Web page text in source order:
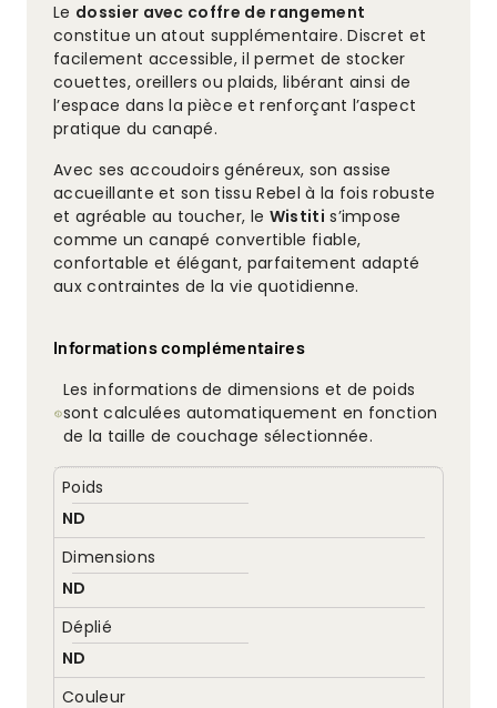
Le dossier avec coffre de rangement
constitue un atout supplémentaire. Discret et
facilement accessible, il permet de stocker
couettes, oreillers ou plaids, libérant ainsi de
l’espace dans la pièce et renforçant l’aspect
pratique du canapé.
Avec ses accoudoirs généreux, son assise
accueillante et son tissu Rebel à la fois robuste
et agréable au toucher, le Wistiti s’impose
comme un canapé convertible fiable,
confortable et élégant, parfaitement adapté
aux contraintes de la vie quotidienne.
Informations complémentaires
Les informations de dimensions et de poids
sont calculées automatiquement en fonction
de la taille de couchage sélectionnée.
Poids
ND
Dimensions
ND
Déplié
ND
Couleur